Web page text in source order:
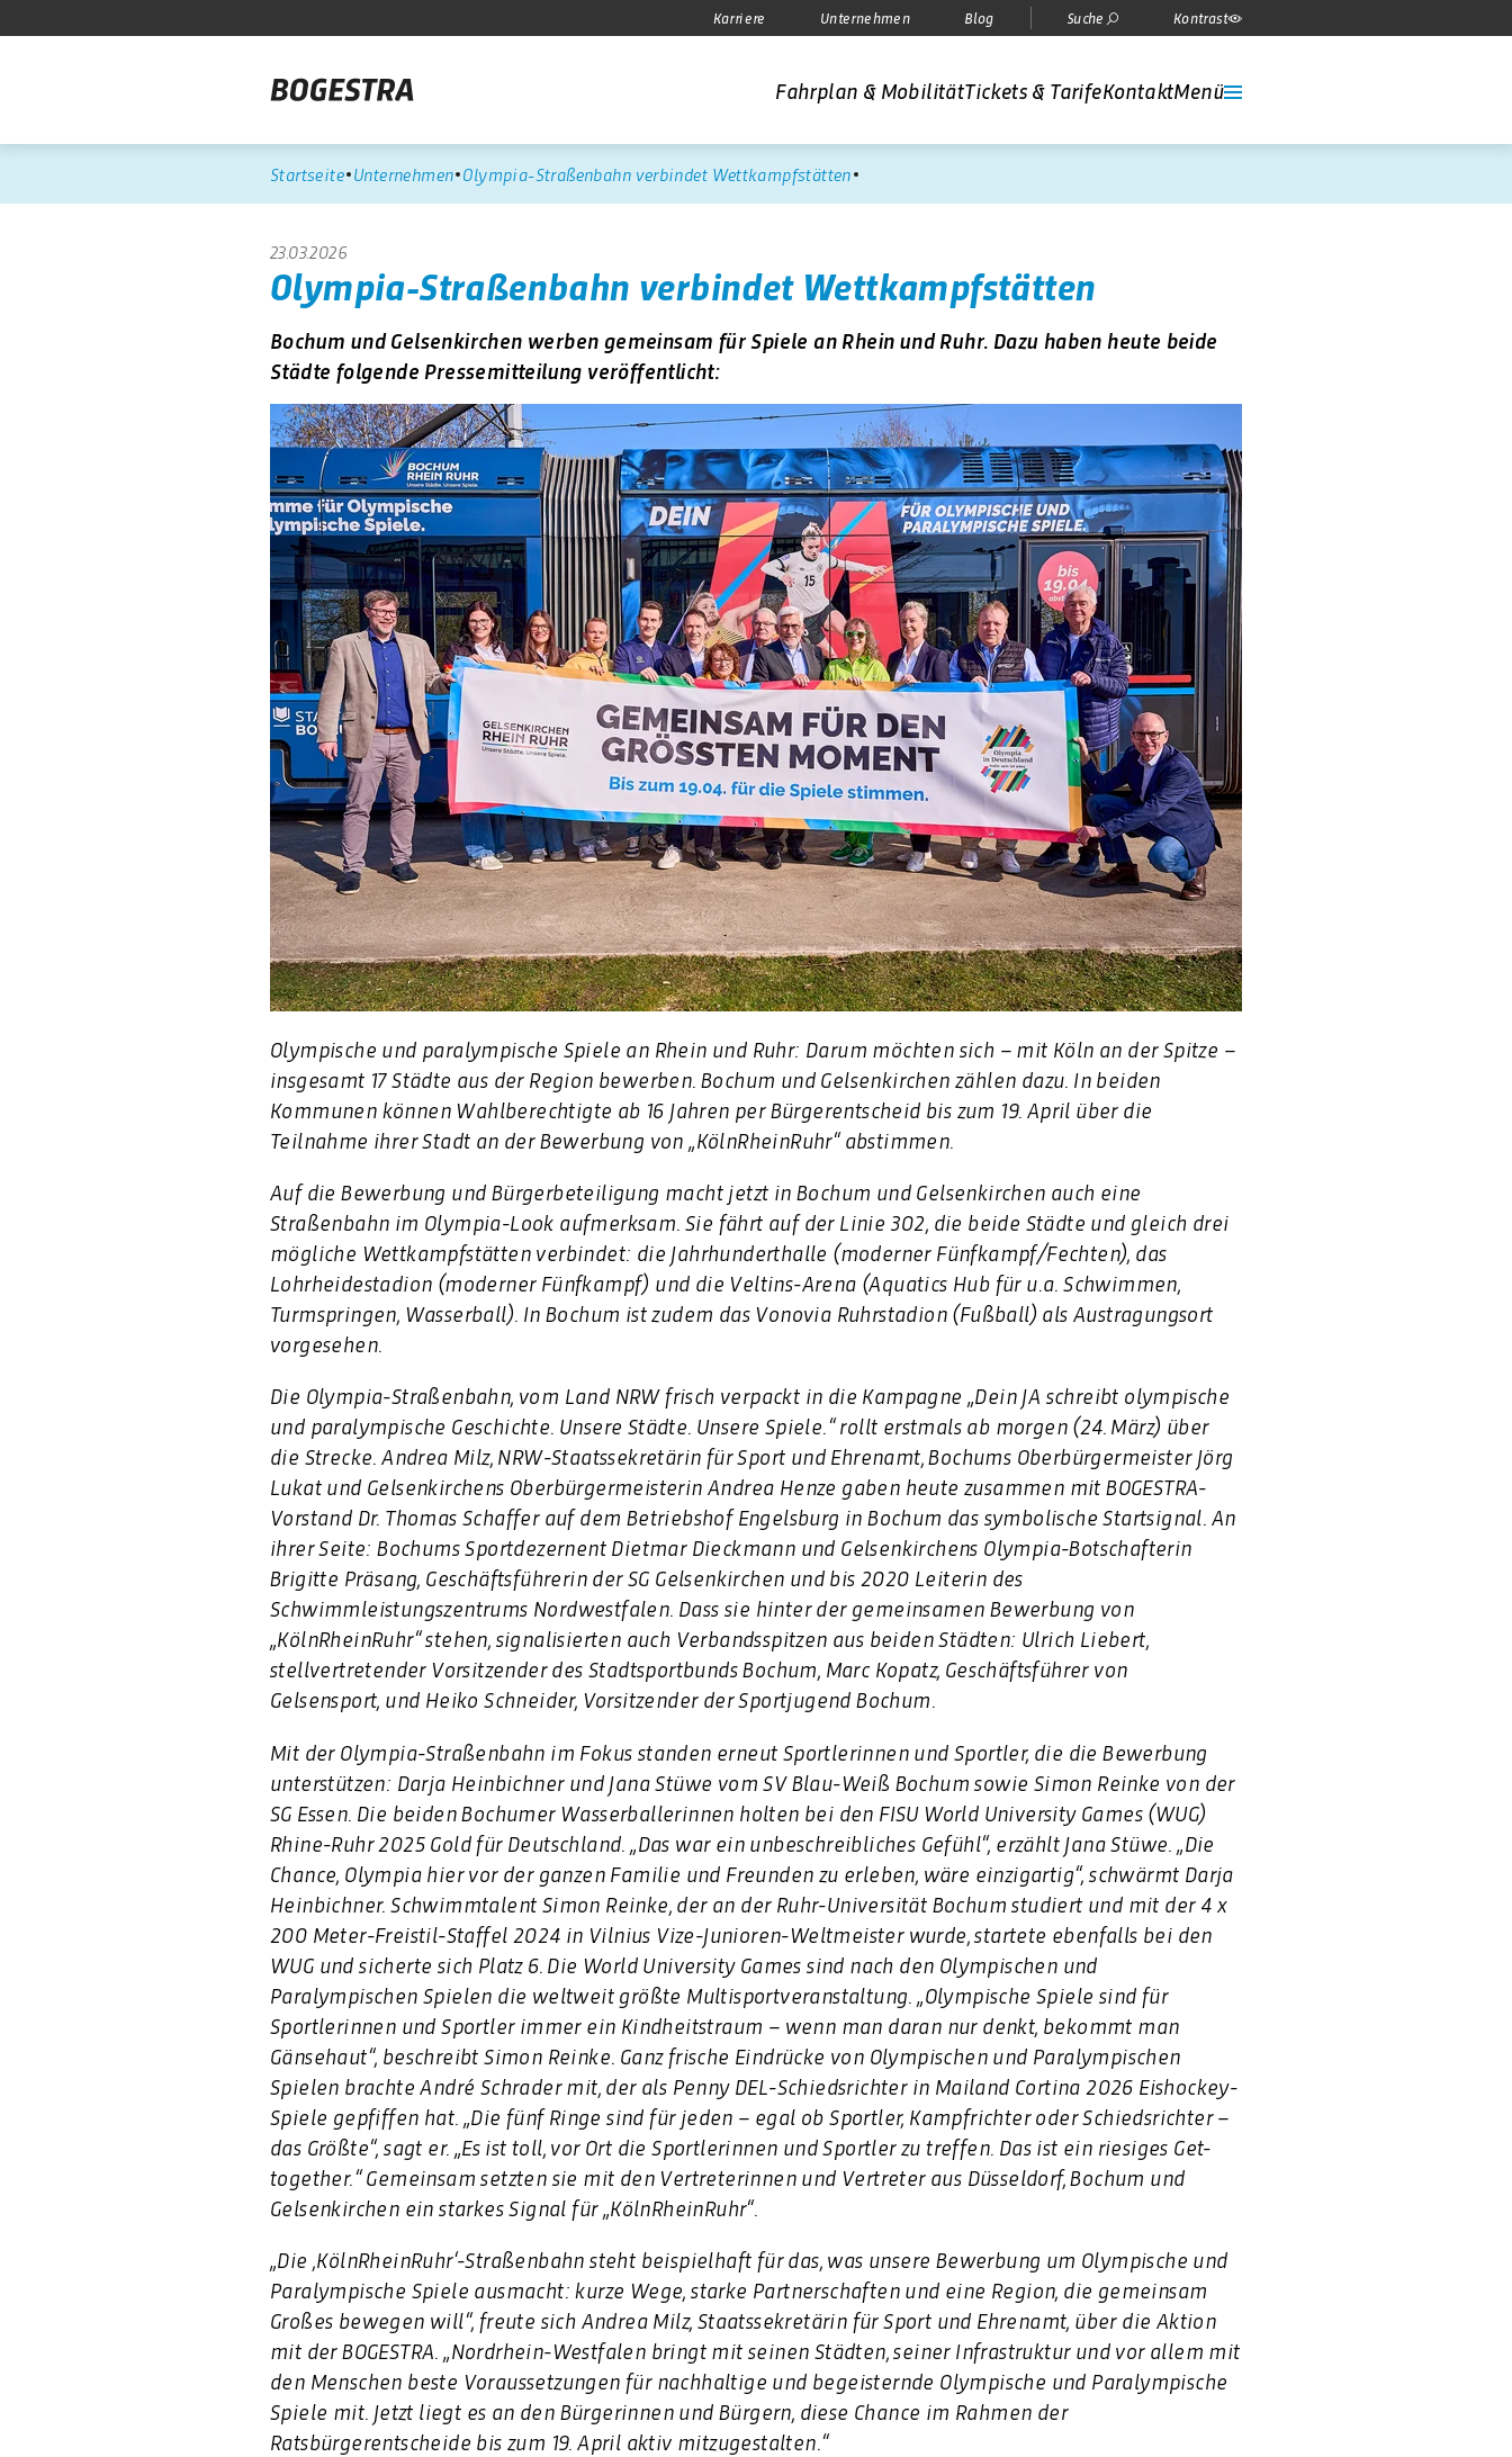
Karriere Unternehmen Blog Suche Kontrast
Fahrplan & MobilitätTickets & TarifeKontaktMenü
Startseite Unternehmen Olympia-Straßenbahn verbindet Wettkampfstätten
23.03.2026
Olympia-Straßenbahn verbindet Wettkampfstätten
Bochum und Gelsenkirchen werben gemeinsam für Spiele an Rhein und Ruhr. Dazu haben heute beide
Städte folgende Pressemitteilung veröffentlicht:
Olympische und paralympische Spiele an Rhein und Ruhr: Darum möchten sich – mit Köln an der Spitze –
insgesamt 17 Städte aus der Region bewerben. Bochum und Gelsenkirchen zählen dazu. In beiden
Kommunen können Wahlberechtigte ab 16 Jahren per Bürgerentscheid bis zum 19. April über die
Teilnahme ihrer Stadt an der Bewerbung von „KölnRheinRuhr“ abstimmen.
Auf die Bewerbung und Bürgerbeteiligung macht jetzt in Bochum und Gelsenkirchen auch eine
Straßenbahn im Olympia-Look aufmerksam. Sie fährt auf der Linie 302, die beide Städte und gleich drei
mögliche Wettkampfstätten verbindet: die Jahrhunderthalle (moderner Fünfkampf/Fechten), das
Lohrheidestadion (moderner Fünfkampf) und die Veltins-Arena (Aquatics Hub für u.a. Schwimmen,
Turmspringen, Wasserball). In Bochum ist zudem das Vonovia Ruhrstadion (Fußball) als Austragungsort
vorgesehen.
Die Olympia-Straßenbahn, vom Land NRW frisch verpackt in die Kampagne „Dein JA schreibt olympische
und paralympische Geschichte. Unsere Städte. Unsere Spiele.“ rollt erstmals ab morgen (24. März) über
die Strecke. Andrea Milz, NRW-Staatssekretärin für Sport und Ehrenamt, Bochums Oberbürgermeister Jörg
Lukat und Gelsenkirchens Oberbürgermeisterin Andrea Henze gaben heute zusammen mit BOGESTRA-
Vorstand Dr. Thomas Schaffer auf dem Betriebshof Engelsburg in Bochum das symbolische Startsignal. An
ihrer Seite: Bochums Sportdezernent Dietmar Dieckmann und Gelsenkirchens Olympia-Botschafterin
Brigitte Präsang, Geschäftsführerin der SG Gelsenkirchen und bis 2020 Leiterin des
Schwimmleistungszentrums Nordwestfalen. Dass sie hinter der gemeinsamen Bewerbung von
„KölnRheinRuhr“ stehen, signalisierten auch Verbandsspitzen aus beiden Städten: Ulrich Liebert,
stellvertretender Vorsitzender des Stadtsportbunds Bochum, Marc Kopatz, Geschäftsführer von
Gelsensport, und Heiko Schneider, Vorsitzender der Sportjugend Bochum.
Mit der Olympia-Straßenbahn im Fokus standen erneut Sportlerinnen und Sportler, die die Bewerbung
unterstützen: Darja Heinbichner und Jana Stüwe vom SV Blau-Weiß Bochum sowie Simon Reinke von der
SG Essen. Die beiden Bochumer Wasserballerinnen holten bei den FISU World University Games (WUG)
Rhine-Ruhr 2025 Gold für Deutschland. „Das war ein unbeschreibliches Gefühl“, erzählt Jana Stüwe. „Die
Chance, Olympia hier vor der ganzen Familie und Freunden zu erleben, wäre einzigartig“, schwärmt Darja
Heinbichner. Schwimmtalent Simon Reinke, der an der Ruhr-Universität Bochum studiert und mit der 4 x
200 Meter-Freistil-Staffel 2024 in Vilnius Vize-Junioren-Weltmeister wurde, startete ebenfalls bei den
WUG und sicherte sich Platz 6. Die World University Games sind nach den Olympischen und
Paralympischen Spielen die weltweit größte Multisportveranstaltung. „Olympische Spiele sind für
Sportlerinnen und Sportler immer ein Kindheitstraum – wenn man daran nur denkt, bekommt man
Gänsehaut“, beschreibt Simon Reinke. Ganz frische Eindrücke von Olympischen und Paralympischen
Spielen brachte André Schrader mit, der als Penny DEL-Schiedsrichter in Mailand Cortina 2026 Eishockey-
Spiele gepfiffen hat. „Die fünf Ringe sind für jeden – egal ob Sportler, Kampfrichter oder Schiedsrichter –
das Größte“, sagt er. „Es ist toll, vor Ort die Sportlerinnen und Sportler zu treffen. Das ist ein riesiges Get-
together.“ Gemeinsam setzten sie mit den Vertreterinnen und Vertreter aus Düsseldorf, Bochum und
Gelsenkirchen ein starkes Signal für „KölnRheinRuhr“.
„Die ,KölnRheinRuhr‘-Straßenbahn steht beispielhaft für das, was unsere Bewerbung um Olympische und
Paralympische Spiele ausmacht: kurze Wege, starke Partnerschaften und eine Region, die gemeinsam
Großes bewegen will“, freute sich Andrea Milz, Staatssekretärin für Sport und Ehrenamt, über die Aktion
mit der BOGESTRA. „Nordrhein-Westfalen bringt mit seinen Städten, seiner Infrastruktur und vor allem mit
den Menschen beste Voraussetzungen für nachhaltige und begeisternde Olympische und Paralympische
Spiele mit. Jetzt liegt es an den Bürgerinnen und Bürgern, diese Chance im Rahmen der
Ratsbürgerentscheide bis zum 19. April aktiv mitzugestalten.“